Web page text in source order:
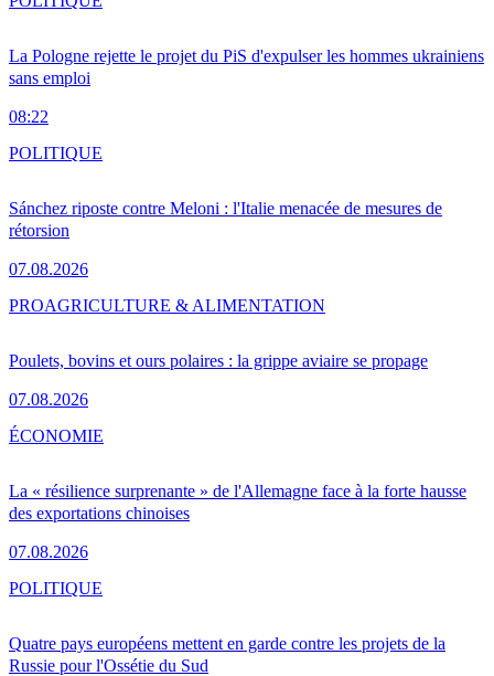
La Pologne rejette le projet du PiS d'expulser les hommes ukrainiens
sans emploi
08:22
Sánchez riposte contre Meloni : l'Italie menacée de mesures de
rétorsion
07.08.2026
POLITIQUE
Poulets, bovins et ours polaires : la grippe aviaire se propage
07.08.2026
PROAGRICULTURE & ALIMENTATION
La « résilience surprenante » de l'Allemagne face à la forte hausse
des exportations chinoises
07.08.2026
ÉCONOMIE
Quatre pays européens mettent en garde contre les projets de la
Russie pour l'Ossétie du Sud
POLITIQUE